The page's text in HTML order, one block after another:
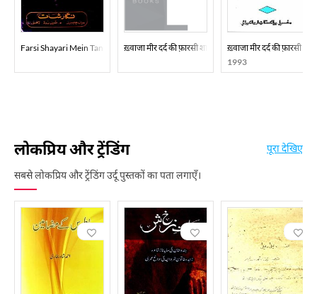
Farsi Shayari Mein Tanz-O-Mizahख़्वाजा मीर दर्द की फ़ारसी शायरी
ख़्वाजा मीर दर्द की फ़ारसी
1993
लोकप्रिय और ट्रेंडिंग
सबसे लोकप्रिय और ट्रेंडिंग उर्दू पुस्तकों का पता लगाएँ।
पूरा देखिए